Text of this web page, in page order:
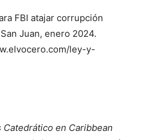
FBI atajar corrupción
Juan, enero 2024.
ley-y-
Catedrático en Caribbean